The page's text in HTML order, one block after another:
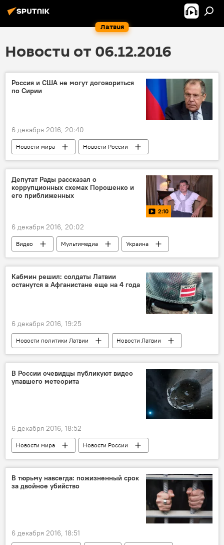
Латвия
Новости от 06.12.2016
Россия и США не могут договориться
по Сирии
6 декабря 2016, 20:40
Новости мира
Новости России
Сирия
Россия
США
Сергей Лавров
Депутат Рады рассказал о
коррупционных схемах Порошенко и
его приближенных
2:10
6 декабря 2016, 20:02
Видео Мультимедиа
Украина
Александр Онищенко
Верховная рада Украины
Кабмин решил: солдаты Латвии
останутся в Афганистане еще на 4 года
6 декабря 2016, 19:25
Новости политики Латвии
Новости Латвии
Афганистан
Раймондс Бергманис
солдаты НАТО
В России очевидцы публикуют видео
упавшего метеорита
6 декабря 2016, 18:52
Новости мира
Новости России
Россия
метеорит
В тюрьму навсегда: пожизненный срок
за двойное убийство
6 декабря 2016, 18:51